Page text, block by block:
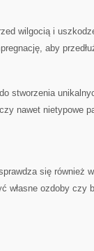
wilgocią i
aby
stworzenia
nawet nietypowe
się również
własne ozdoby czy